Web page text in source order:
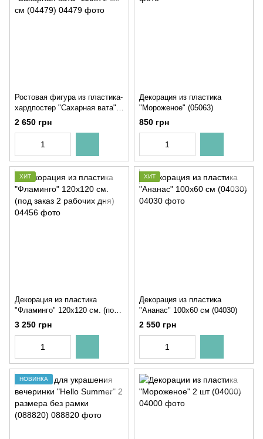
Ростовая фигура из пластика-
хардпостер "Сахарная вата"
110х70 см см (04479)
2 650 грн
Декорация из пластика
"Мороженое" (05063)
850 грн
ХИТ
Декорация из пластика
"Фламинго" 120х120 см. (под
заказ 2 рабочих дня)
3 250 грн
ХИТ
Декорация из пластика
"Ананас" 100х60 см (04030)
2 550 грн
НОВИНКА